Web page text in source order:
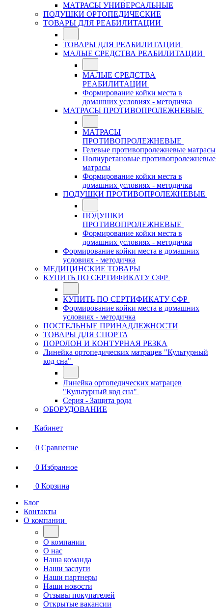
МАТРАСЫ УНИВЕРСАЛЬНЫЕ
ПОДУШКИ ОРТОПЕДИЧЕСКИЕ
ТОВАРЫ ДЛЯ РЕАБИЛИТАЦИИ
ТОВАРЫ ДЛЯ РЕАБИЛИТАЦИИ
МАЛЫЕ СРЕДСТВА РЕАБИЛИТАЦИИ
МАЛЫЕ СРЕДСТВА
РЕАБИЛИТАЦИИ
Формирование койки места в
домашних условиях - методичка
МАТРАСЫ ПРОТИВОПРОЛЕЖНЕВЫЕ
МАТРАСЫ
ПРОТИВОПРОЛЕЖНЕВЫЕ
Гелевые противопролежневые матрасы
Полиуретановые противопролежневые
матрасы
Формирование койки места в
домашних условиях - методичка
ПОДУШКИ ПРОТИВОПРОЛЕЖНЕВЫЕ
ПОДУШКИ
ПРОТИВОПРОЛЕЖНЕВЫЕ
Формирование койки места в
домашних условиях - методичка
Формирование койки места в домашних
условиях - методичка
МЕДИЦИНСКИЕ ТОВАРЫ
КУПИТЬ ПО СЕРТИФИКАТУ СФР
КУПИТЬ ПО СЕРТИФИКАТУ СФР
Формирование койки места в домашних
условиях - методичка
ПОСТЕЛЬНЫЕ ПРИНАДЛЕЖНОСТИ
ТОВАРЫ ДЛЯ СПОРТА
ПОРОЛОН И КОНТУРНАЯ РЕЗКА
Линейка ортопедических матрацев "Культурный
код сна"
Линейка ортопедических матрацев
"Культурный код сна"
Серия - Защита рода
ОБОРУДОВАНИЕ
Кабинет
0 Сравнение
0 Избранное
0 Корзина
Блог
Контакты
О компании
О компании
О нас
Наша команда
Наши заслуги
Наши партнеры
Наши новости
Отзывы покупателей
Открытые вакансии